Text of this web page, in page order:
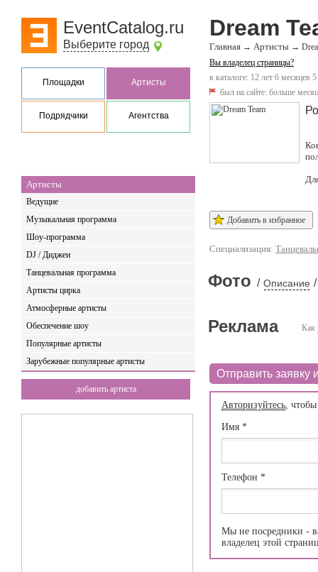
EventCatalog.ru
Выберите город
Площадки Артисты
Подрядчики Агентства
Артисты
Ведущие
Музыкальная программа
Шоу-программа
DJ / Диджеи
Танцевальная программа
Артисты цирка
Атмосферные артисты
Обеспечение шоу
Популярные артисты
Зарубежные популярные артисты
добавить артиста
Dream
Главная → Артисты →
Вы владелец страницы?
в каталоге: 12 лет 6 месяцев
был на сайте: больше
Добавить в избранное
Специализация:
Фото / Описание /
Как
Реклама
Отправить заявку
Авторизуйтесь,
Имя *
Телефон *
Мы не посредники -
владелец этой